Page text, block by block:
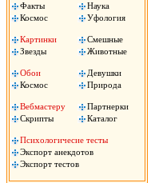
Факты
Наука
Космос
Уфология
Картинки
Смешные
Звезды
Животные
Обои
Девушки
Космос
Природа
Вебмастеру
Партнерки
Скрипты
Каталог
Психологичесие тесты
Экспорт анекдотов
Экспорт тестов